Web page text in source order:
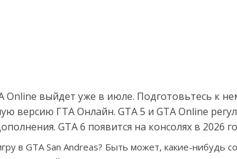
Online выйдет уже в июле. Подготовьтесь к
версию ГТА Онлайн. GTA 5 и GTA Online
GTA 6 появится на консолях в 2026
в GTA San Andreas? Быть может, какие-нибудь